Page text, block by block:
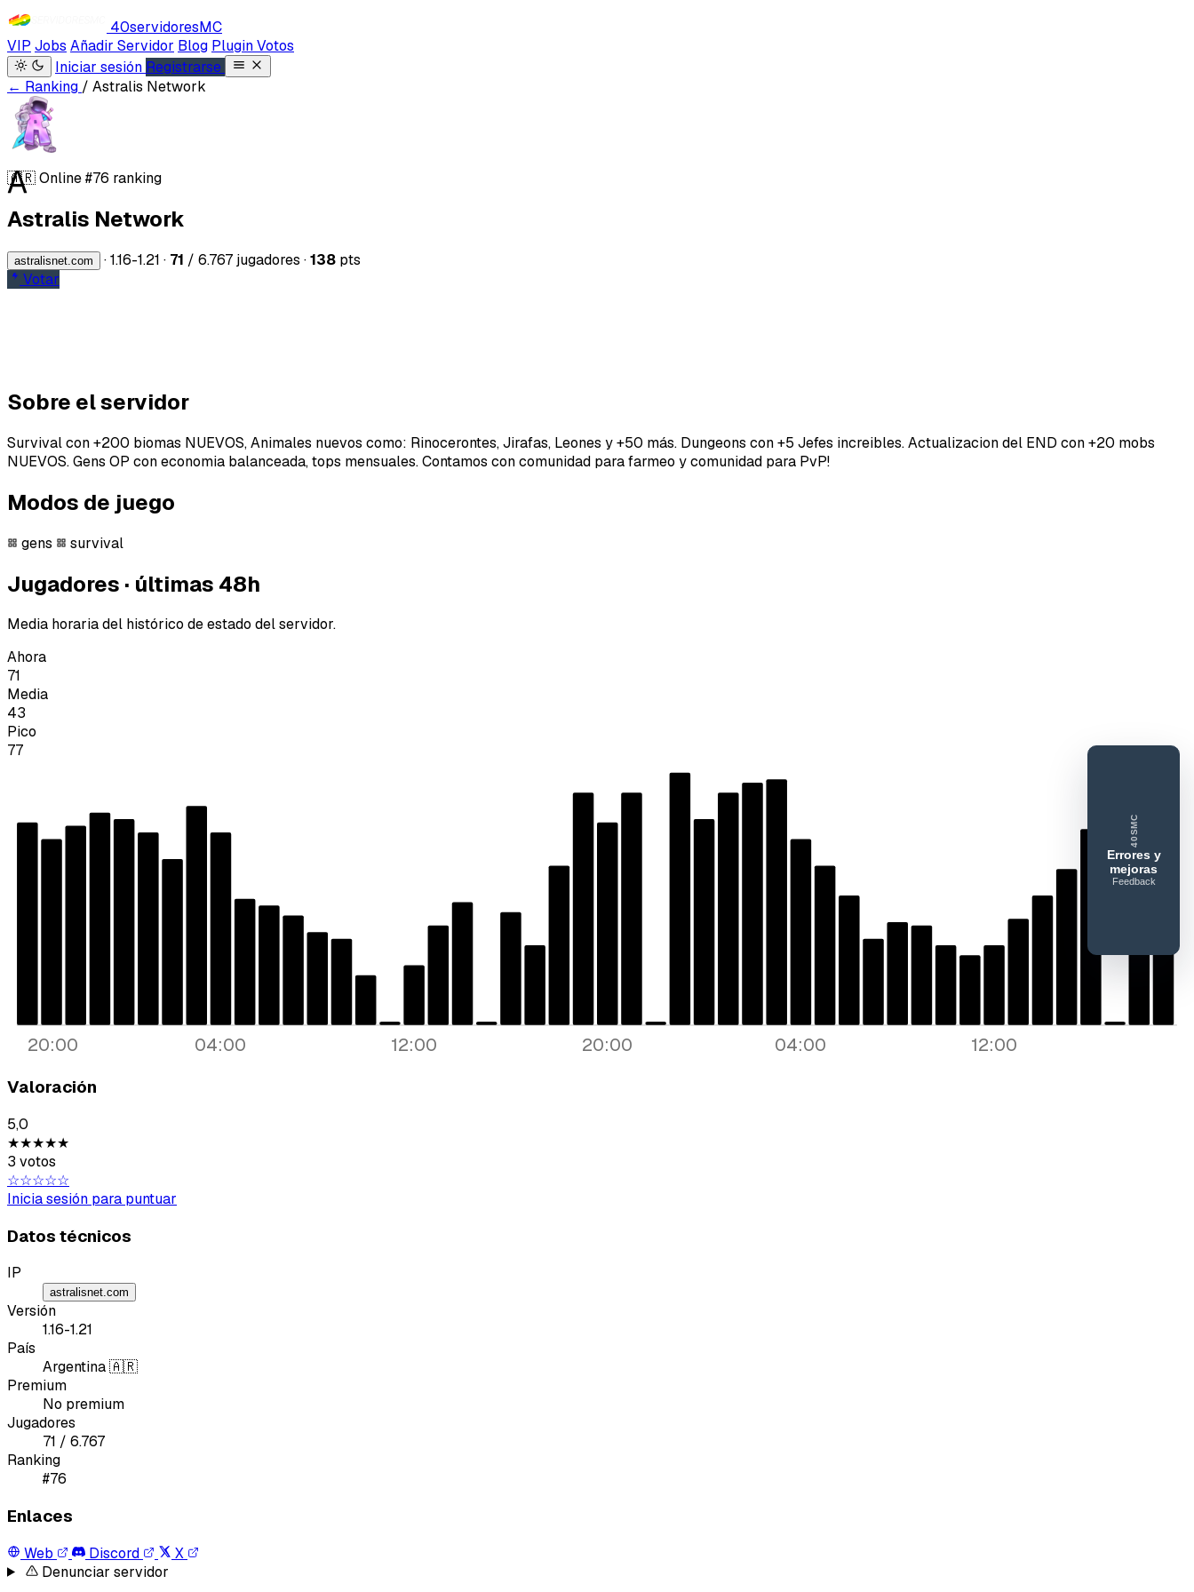
40servidoresMC
VIP Jobs Añadir Servidor Blog Plugin Votos
Iniciar sesión Registrarse
← Ranking / Astralis Network
A
🇦🇷Online#76 ranking
Astralis Network
astralisnet.com ·1.16-1.21 · 71 / 6.767 jugadores ·138 pts
Votar
Sobre el servidor
Survival con +200 biomas NUEVOS, Animales nuevos como: Rinocerontes, Jirafas, Leones y +50 más. Dungeons con +5 Jefes increibles. Actualizacion del END con +20 mobs
NUEVOS. Gens OP con economia balanceada, tops mensuales. Contamos con comunidad para farmeo y comunidad para PvP!
Modos de juego
gens survival
Jugadores · últimas 48h
Media horaria del histórico de estado del servidor.
Ahora
71
Media
43
Pico
77
20:00 04:00 12:00 20:00 04:00 12:00
Valoración
5,0
★★★★★
3 votos
☆☆☆☆☆
Inicia sesión para puntuar
Datos técnicos
IP
astralisnet.com
Versión
1.16-1.21
País
Argentina 🇦🇷
Premium
No premium
Jugadores
71 / 6.767
Ranking
#76
Enlaces
Web Discord
X
Denunciar servidor
40SMC
Errores y
mejoras
Feedback
Email